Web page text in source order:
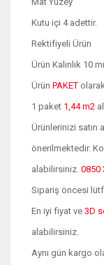
Kutu içi 4 adettir.
Rektifiyeli Ürün
Ürün Kalınlık 10
Ürün PAKET
1 paket 1,44 m2
Ürünlerinizi satın
önerilmektedir.
alabilirsiniz. 0850
Sipariş öncesi
En iyi fiyat ve 3D
alabilirsiniz.
Aynı gün kargo